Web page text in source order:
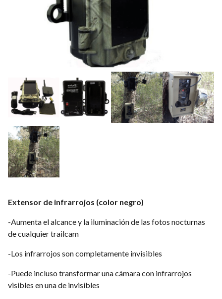
Extensor de infrarrojos (color negro)
-Aumenta el alcance y la iluminación de las fotos nocturnas
de cualquier trailcam
-Los infrarrojos son completamente invisibles
-Puede incluso transformar una cámara con infrarrojos
visibles en una de invisibles